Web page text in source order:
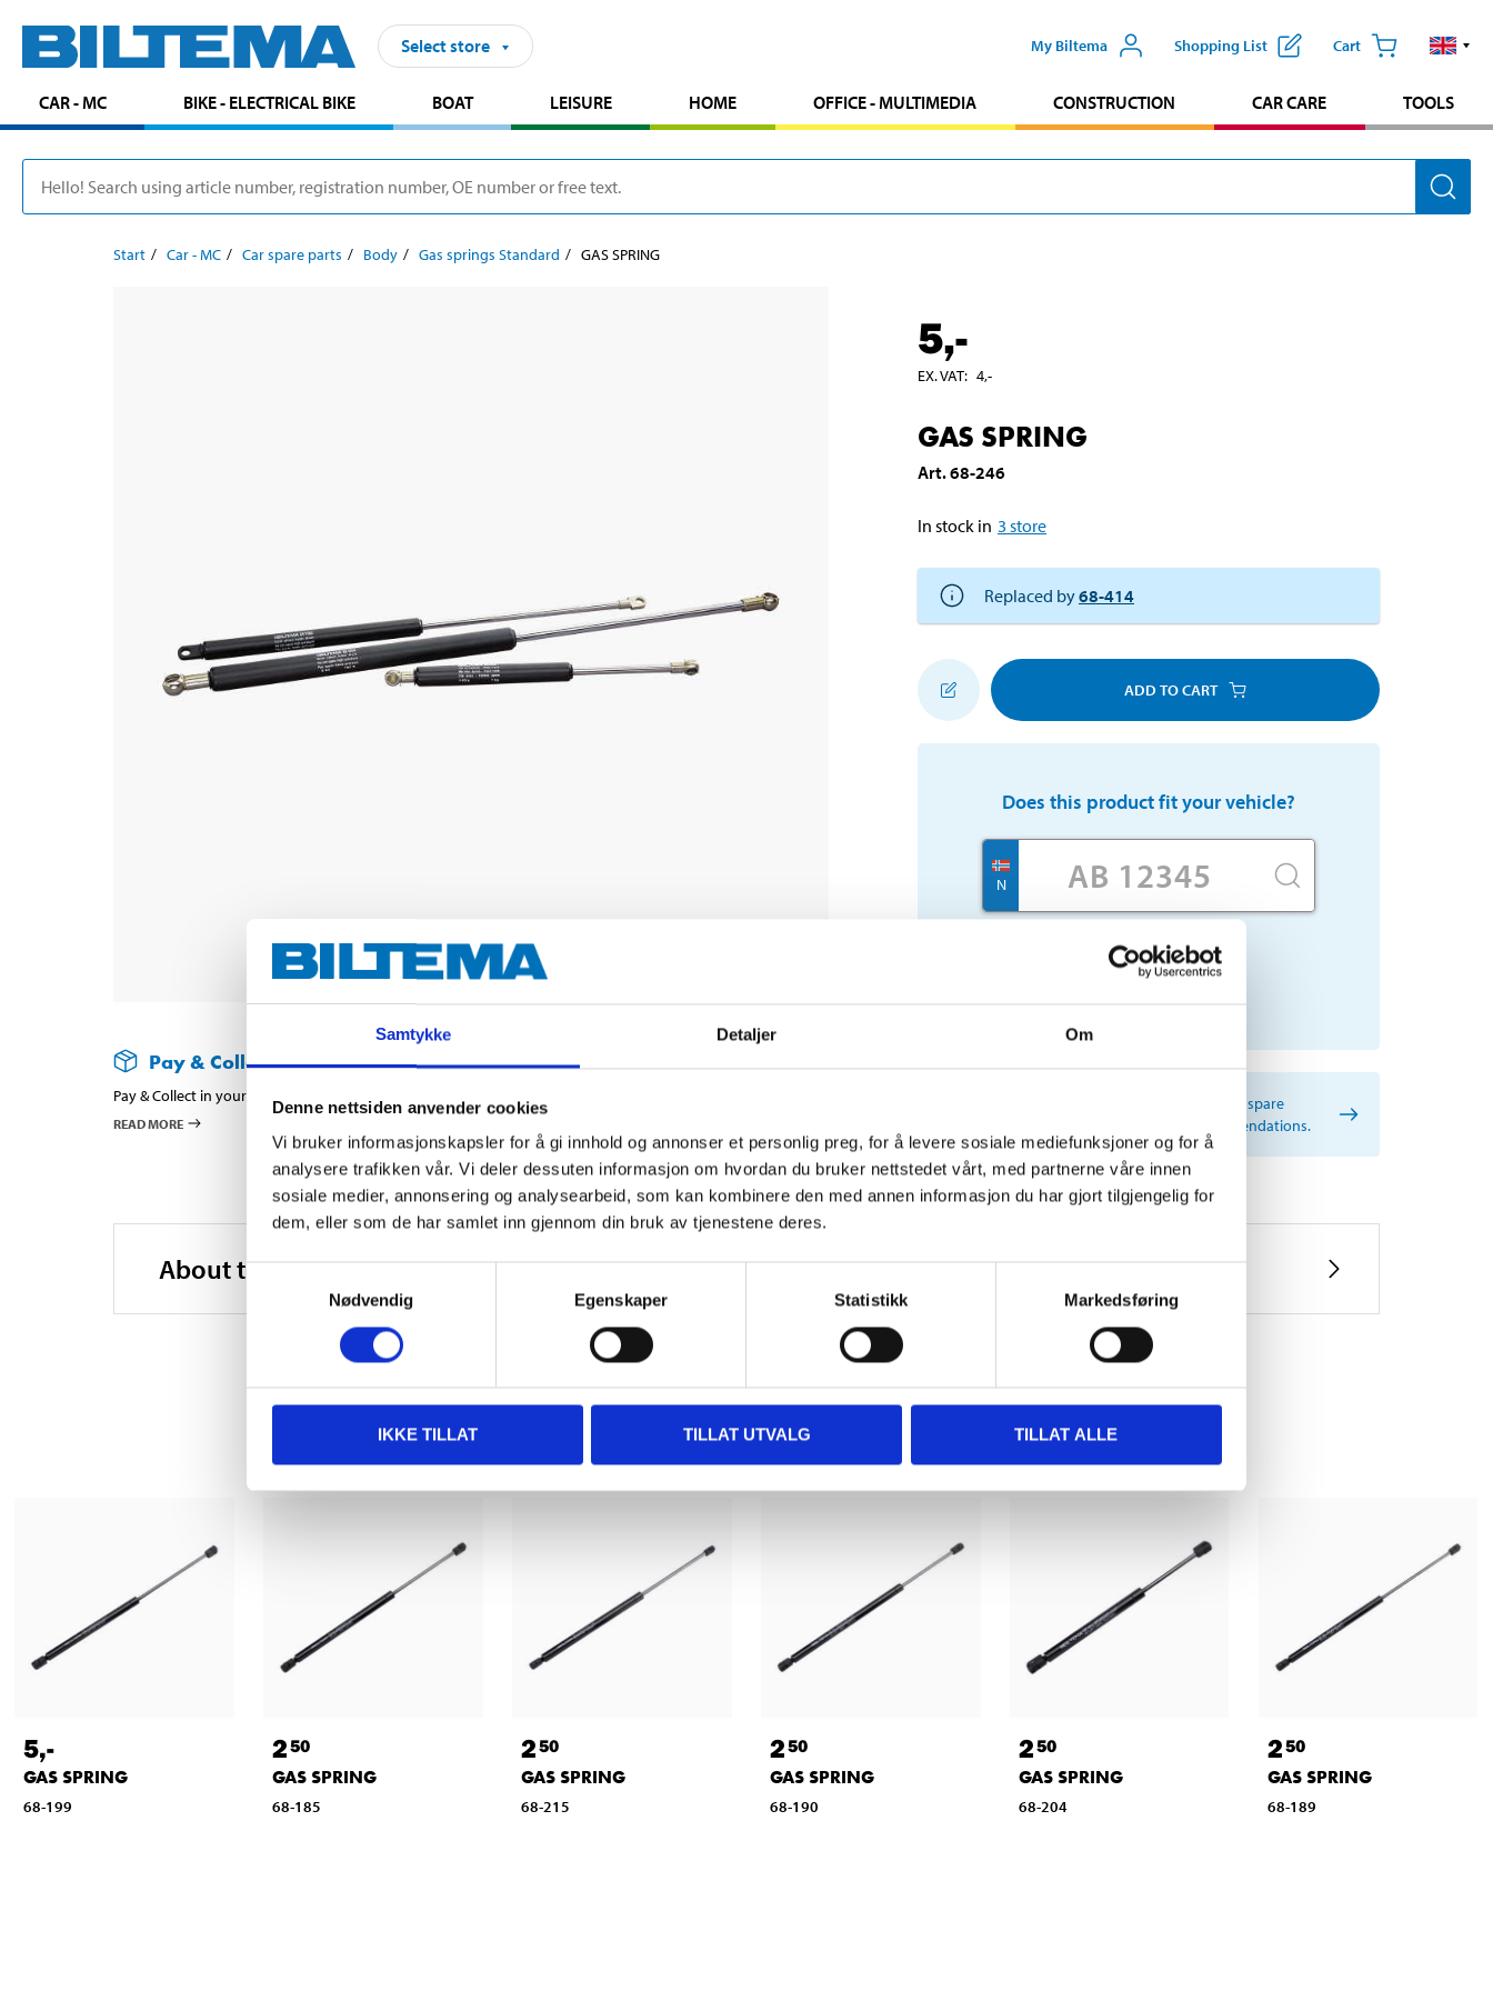
Samtykke Detaljer Om
Denne nettsiden anvender cookies
Vi bruker informasjonskapsler for å gi innhold og annonser et personlig preg, for å levere sosiale mediefunksjoner og for å
analysere trafikken vår. Vi deler dessuten informasjon om hvordan du bruker nettstedet vårt, med partnerne våre innen
sosiale medier, annonsering og analysearbeid, som kan kombinere den med annen informasjon du har gjort tilgjengelig for
dem, eller som de har samlet inn gjennom din bruk av tjenestene deres.
Nødvendig
Egenskaper Statistikk Markedsføring
IKKE TILLAT TILLAT UTVALG TILLAT ALLE
Select store My Biltema Shopping List Cart
CAR - MC BIKE - ELECTRICAL BIKE BOAT LEISURE HOME OFFICE - MULTIMEDIA CONSTRUCTION CAR CARE TOOLS
Start Car - MC Car spare parts Body Gas springs Standard GAS SPRING
Pay & Collect
Pay & Collect in your local store within 2 hours!
READ MORE
5,-
EX. VAT: 4,-
GAS SPRING
Art.68-246
In stock in 3 store
Replaced by68-414
ADD TO CART
Does this product fit your vehicle?
N
No registration number?
SELECT CAR MANUALLY
Important information when searching for spare
parts by reg. number and service recommendations.
About the manufacturer
Related products
5,-
GAS SPRING
68-199
250
GAS SPRING
68-185
250
GAS SPRING
68-215
250
GAS SPRING
68-190
250
GAS SPRING
68-204
250
GAS SPRING
68-189